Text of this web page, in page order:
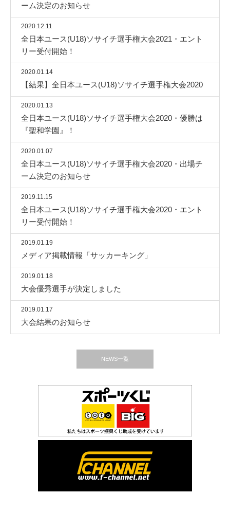
ーム決定のお知らせ
2020.12.11
全日本ユース(U18)ソサイチ選手権大会2021・エント
リー受付開始！
2020.01.14
【結果】全日本ユース(U18)ソサイチ選手権大会2020
2020.01.13
全日本ユース(U18)ソサイチ選手権大会2020・優勝は
『聖和学園』！
2020.01.07
全日本ユース(U18)ソサイチ選手権大会2020・出場チ
ーム決定のお知らせ
2019.11.15
全日本ユース(U18)ソサイチ選手権大会2020・エント
リー受付開始！
2019.01.19
メディア掲載情報「サッカーキング」
2019.01.18
大会優秀選手が決定しました
2019.01.17
大会結果のお知らせ
NEWS一覧